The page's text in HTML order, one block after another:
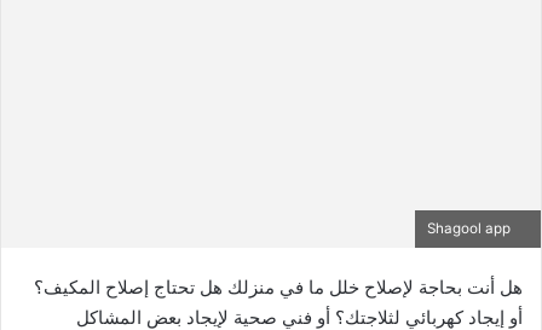
هل أنت بحاجة لإصلاح خلل ما في منزلك هل تحتاج إصلاح المكيف؟
أو إيجاد كهربائي لثلاجتك؟ أو فني صحية لإيجاد بعض المشاكل